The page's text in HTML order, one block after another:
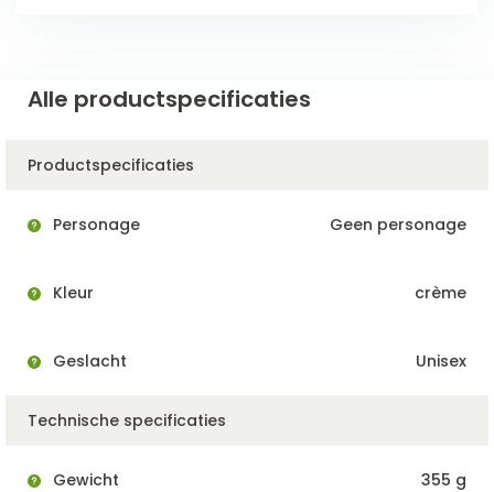
Alle productspecificaties
Productspecificaties
Personage Geen personage
Kleur crème
Geslacht Unisex
Technische specificaties
Gewicht 355 g